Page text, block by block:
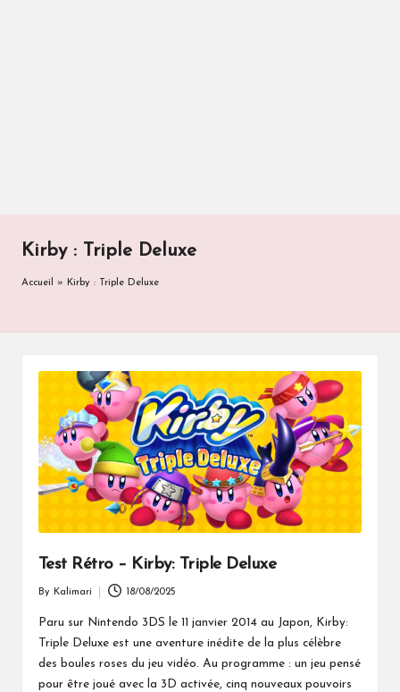
Kirby : Triple Deluxe
Accueil » Kirby : Triple Deluxe
Test Rétro – Kirby: Triple Deluxe
Posted
by
By Kalimari 18/08/2025
Paru sur Nintendo 3DS le 11 janvier 2014 au Japon, Kirby:
Triple Deluxe est une aventure inédite de la plus célèbre
des boules roses du jeu vidéo. Au programme : un jeu pensé
pour être joué avec la 3D activée, cinq nouveaux pouvoirs